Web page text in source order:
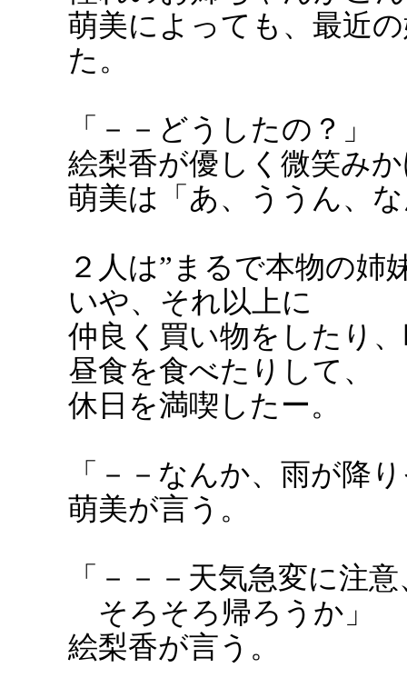
萌美によっても、最近
た。
「－－どうしたの？」
絵梨香が優しく微笑み
萌美は「あ、ううん、
２人は”まるで本物の姉
いや、それ以上に
仲良く買い物をしたり
昼食を食べたりして、
休日を満喫したー。
「－－なんか、雨が降
萌美が言う。
「－－－天気急変に注
そろそろ帰ろうか」
絵梨香が言う。